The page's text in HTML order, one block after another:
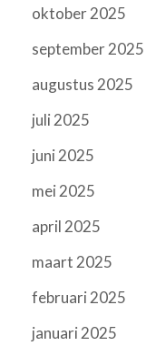
oktober 2025
september 2025
augustus 2025
juli 2025
juni 2025
mei 2025
april 2025
maart 2025
februari 2025
januari 2025